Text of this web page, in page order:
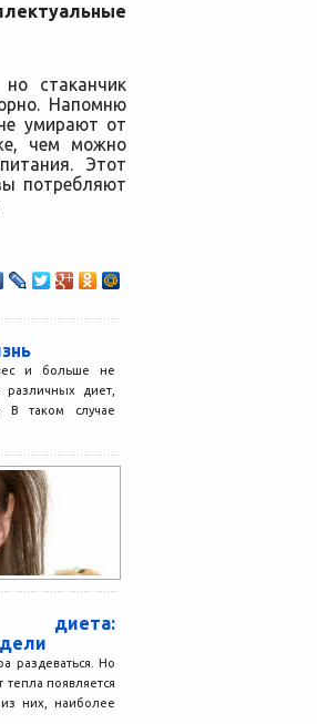
стаканчик
Напомню
умирают от
чем можно
Этот
потребляют
и больше не
диет,
В таком случае
диета:
раздеваться. Но
тепла появляется
них, наиболее